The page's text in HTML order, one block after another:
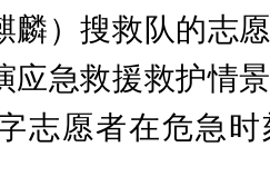
麟）搜救队的志
应急救援救护情
志愿者在危急